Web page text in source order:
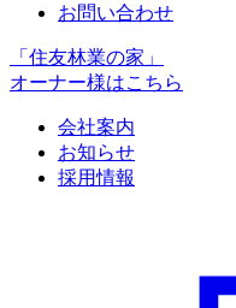
お問い合わせ
「住友林業の家」
オーナー様はこちら
会社案内
お知らせ
採用情報